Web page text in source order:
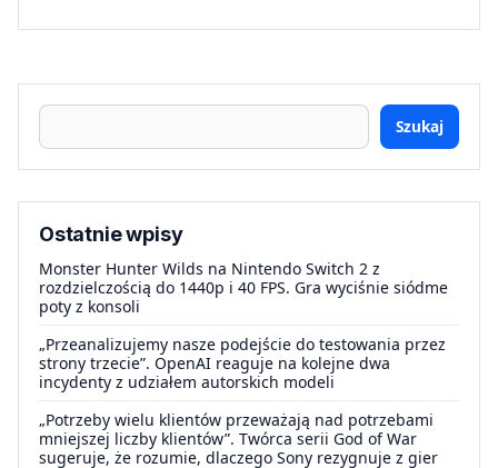
Szukaj
Ostatnie wpisy
Monster Hunter Wilds na Nintendo Switch 2 z
rozdzielczością do 1440p i 40 FPS. Gra wyciśnie siódme
poty z konsoli
„Przeanalizujemy nasze podejście do testowania przez
strony trzecie”. OpenAI reaguje na kolejne dwa
incydenty z udziałem autorskich modeli
„Potrzeby wielu klientów przeważają nad potrzebami
mniejszej liczby klientów”. Twórca serii God of War
sugeruje, że rozumie, dlaczego Sony rezygnuje z gier